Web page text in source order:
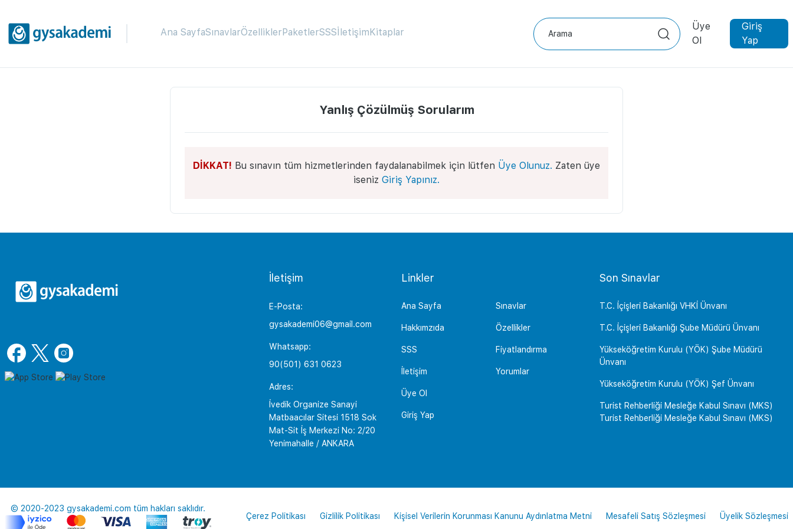
Ana SayfaSınavlarÖzelliklerPaketlerSSSİletişimKitaplar
Üye
Ol
Giriş
Yap
Yanlış Çözülmüş Sorularım
DİKKAT! Bu sınavın tüm hizmetlerinden faydalanabilmek için lütfen Üye Olunuz. Zaten üye
iseniz Giriş Yapınız.
İletişim
E-Posta:
gysakademi06@gmail.com
Whatsapp:
90(501) 631 0623
Adres:
İvedik Organize Sanayi
Matbaacılar Sitesi 1518 Sok
Mat-Sit İş Merkezi No: 2/20
Yenimahalle / ANKARA
Linkler
Ana Sayfa
Hakkımzıda
SSS
İletişim
Üye Ol
Giriş Yap
Sınavlar
Özellikler
Fiyatlandırma
Yorumlar
Son Sınavlar
T.C. İçişleri Bakanlığı VHKİ Ünvanı
T.C. İçişleri Bakanlığı Şube Müdürü Ünvanı
Yükseköğretim Kurulu (YÖK) Şube Müdürü
Ünvanı
Yükseköğretim Kurulu (YÖK) Şef Ünvanı
Turist Rehberliği Mesleğe Kabul Sınavı (MKS)
Turist Rehberliği Mesleğe Kabul Sınavı (MKS)
© 2020-2023 gysakademi.com tüm hakları saklıdır.
Çerez Politikası
Gizlilik Politikası Kişisel Verilerin Korunması Kanunu Aydınlatma Metni Mesafeli Satış Sözleşmesi Üyelik Sözleşmesi